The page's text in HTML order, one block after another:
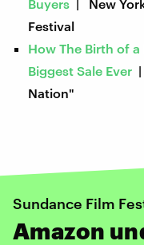
Buyers | New
Festival
How The Birth of a
Biggest Sale Ever
Nation"
Sundance Film
Amazon